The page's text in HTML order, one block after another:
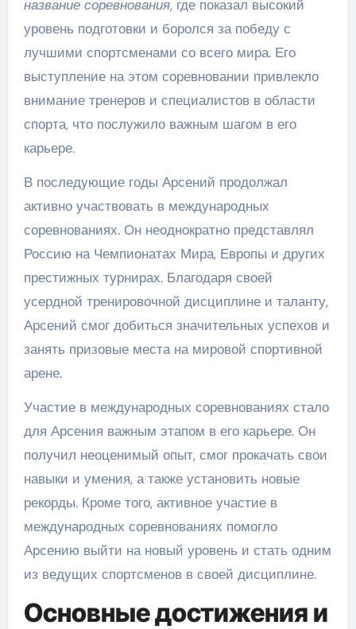
название соревнования, где показал высокий
уровень подготовки и боролся за победу с
лучшими спортсменами со всего мира. Его
выступление на этом соревновании привлекло
внимание тренеров и специалистов в области
спорта, что послужило важным шагом в его
карьере.
В последующие годы Арсений продолжал
активно участвовать в международных
соревнованиях. Он неоднократно представлял
Россию на Чемпионатах Мира, Европы и других
престижных турнирах. Благодаря своей
усердной тренировочной дисциплине и таланту,
Арсений смог добиться значительных успехов и
занять призовые места на мировой спортивной
арене.
Участие в международных соревнованиях стало
для Арсения важным этапом в его карьере. Он
получил неоценимый опыт, смог прокачать свои
навыки и умения, а также установить новые
рекорды. Кроме того, активное участие в
международных соревнованиях помогло
Арсению выйти на новый уровень и стать одним
из ведущих спортсменов в своей дисциплине.
Основные достижения и